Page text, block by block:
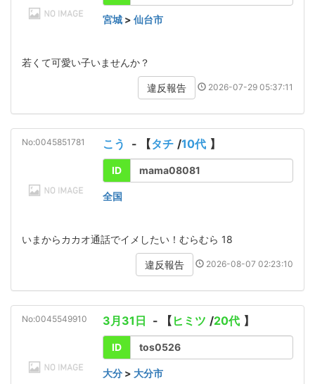
宮城 > 仙台市
若くて可愛い子いませんか？
違反報告 2026-07-29 05:37:11
No:0045851781 こう - 【タチ /10代 】
ID mama08081
全国
いまからカカオ通話でイメしたい！むらむら 18
違反報告 2026-08-07 02:23:10
No:0045549910 3月31日 - 【 ヒミツ /20代 】
ID tos0526
大分 > 大分市